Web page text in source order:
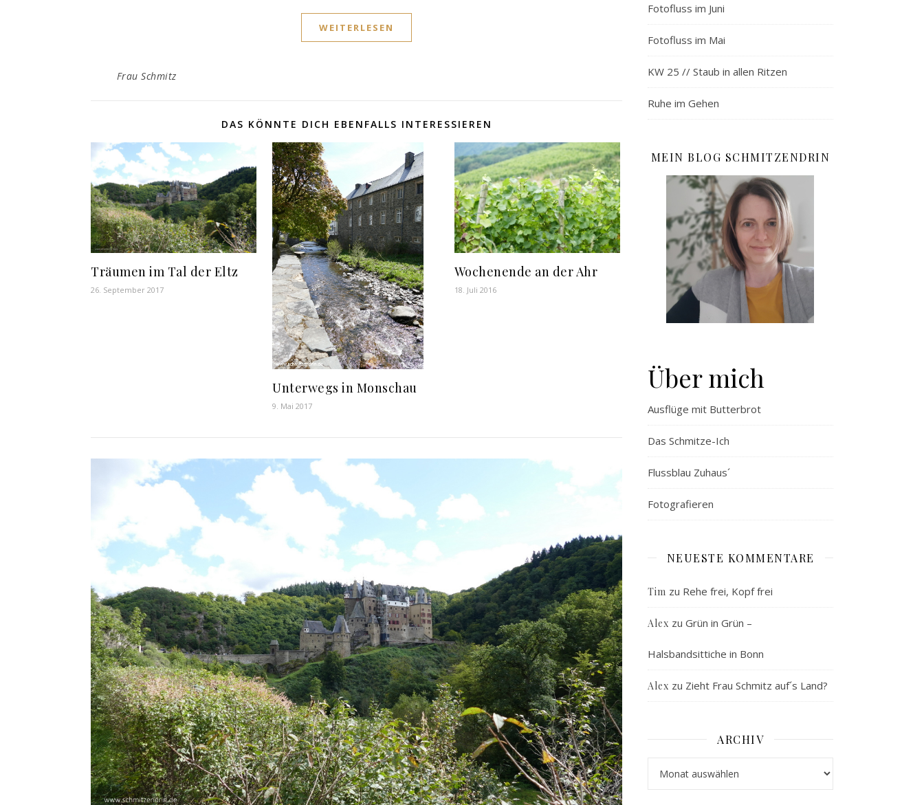
WEITERLESEN
Frau Schmitz
DAS KÖNNTE DICH EBENFALLS INTERESSIEREN
Träumen im Tal der Eltz
26. September 2017
Unterwegs in Monschau
9. Mai 2017
Wochenende an der Ahr
18. Juli 2016
Fotofluss im Juni
Fotofluss im Mai
KW 25 // Staub in allen Ritzen
Ruhe im Gehen
MEIN BLOG SCHMITZENDRIN
Über mich
Ausflüge mit Butterbrot
Das Schmitze-Ich
Flussblau Zuhaus´
Fotografieren
NEUESTE KOMMENTARE
Tim zu Rehe frei, Kopf frei
Alex zu Grün in Grün –
Halsbandsittiche in Bonn
Alex zu Zieht Frau Schmitz auf´s Land?
ARCHIV